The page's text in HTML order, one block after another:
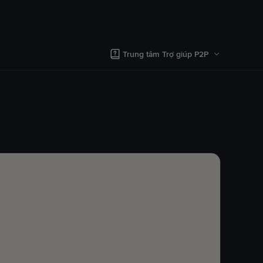
Trung tâm Trợ giúp P2P